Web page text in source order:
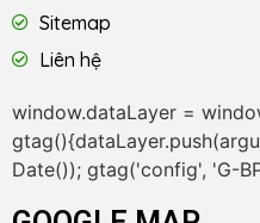
Sitemap
Liên hệ
window.dataLayer =
Date()); gtag('config', 'G-